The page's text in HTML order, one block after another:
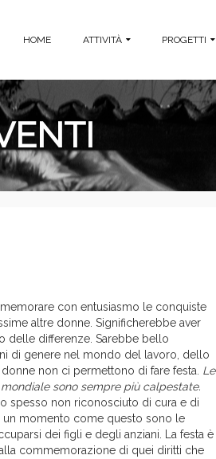
HOME ATTIVITÀ PROGETTI
con entusiasmo le conquiste
altre donne. Significherebbe aver
delle differenze. Sarebbe bello
di genere nel mondo del lavoro, dello
non ci permettono di fare festa. Le
sono sempre più calpestate.
spesso non riconosciuto di cura e di
un momento come questo sono le
dei figli e degli anziani. La festa è
commemorazione di quei diritti che